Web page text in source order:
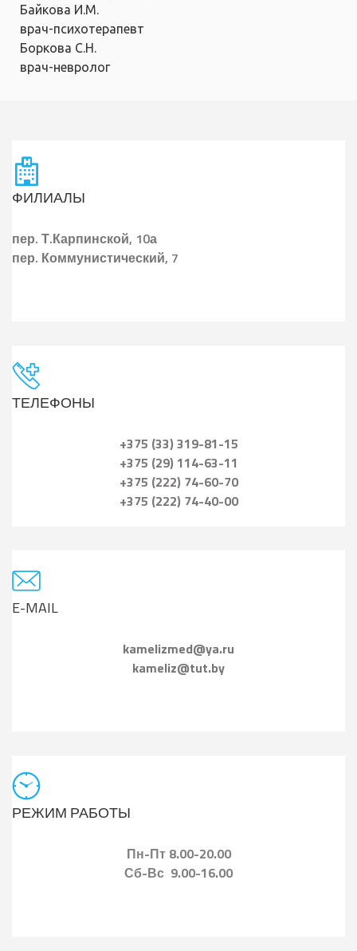
Байкова И.М.
врач-психотерапевт
Боркова С.Н.
врач-невролог
ФИЛИАЛЫ
пер. Т.Карпинской, 10а
пер. Коммунистический, 7
ТЕЛЕФОНЫ
+375 (33) 319-81-15
+375 (29) 114-63-11
+375 (222) 74-60-70
+375 (222) 74-40-00
E-MAIL
kamelizmed@ya.ru
kameliz@tut.by
РЕЖИМ РАБОТЫ
Пн-Пт 8.00-20.00
Сб-Вс 9.00-16.00